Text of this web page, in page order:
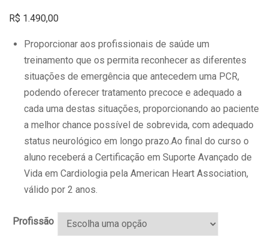
R$ 1.490,00
Proporcionar aos profissionais de saúde um
treinamento que os permita reconhecer as diferentes
situações de emergência que antecedem uma PCR,
podendo oferecer tratamento precoce e adequado a
cada uma destas situações, proporcionando ao paciente
a melhor chance possível de sobrevida, com adequado
status neurológico em longo prazo.Ao final do curso o
aluno receberá a Certificação em Suporte Avançado de
Vida em Cardiologia pela American Heart Association,
válido por 2 anos.
Profissão